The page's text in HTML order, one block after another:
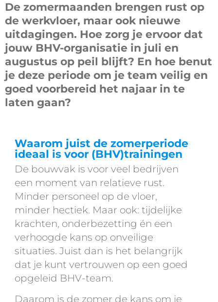
De zomermaanden brengen rust op
de werkvloer, maar ook nieuwe
uitdagingen. Hoe zorg je ervoor dat
jouw BHV-organisatie in juli en
augustus op peil blijft? En hoe benut
je deze periode om je team veilig en
goed voorbereid het najaar in te
laten gaan?
Waarom juist de zomerperiode
ideaal is voor (BHV)trainingen
De bouwvak is voor veel bedrijven
een moment van relatieve rust.
Minder personeel op de vloer,
minder hectiek. Maar ook: tijdelijke
krachten, onderbezetting én een
verhoogde kans op onveilige
situaties. Juist dan is het belangrijk
dat je kunt vertrouwen op een goed
opgeleid BHV-team.
Daarom is de zomer de kans om je